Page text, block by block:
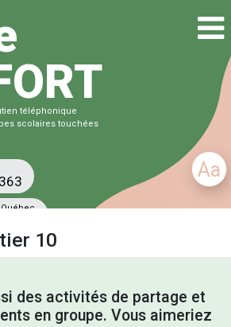
Aa
téléphonique
scolaires touchées
10
des activités de partage et
en groupe. Vous aimeriez